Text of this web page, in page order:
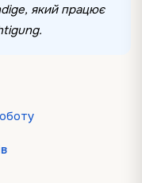
який працює